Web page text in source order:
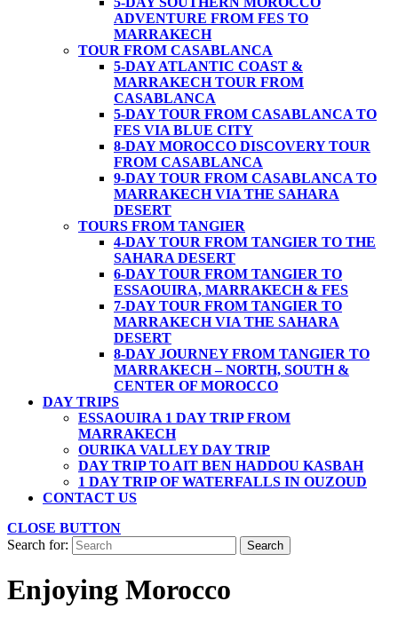
ADVENTURE FROM FES TO
MARRAKECH
TOUR FROM CASABLANCA
5-DAY ATLANTIC COAST &
MARRAKECH TOUR FROM
CASABLANCA
5-DAY TOUR FROM CASABLANCA TO
FES VIA BLUE CITY
8-DAY MOROCCO DISCOVERY TOUR
FROM CASABLANCA
9-DAY TOUR FROM CASABLANCA TO
MARRAKECH VIA THE SAHARA
DESERT
TOURS FROM TANGIER
4-DAY TOUR FROM TANGIER TO THE
SAHARA DESERT
6-DAY TOUR FROM TANGIER TO
ESSAOUIRA, MARRAKECH & FES
7-DAY TOUR FROM TANGIER TO
MARRAKECH VIA THE SAHARA
DESERT
8-DAY JOURNEY FROM TANGIER TO
MARRAKECH – NORTH, SOUTH &
CENTER OF MOROCCO
DAY TRIPS
ESSAOUIRA 1 DAY TRIP FROM
MARRAKECH
OURIKA VALLEY DAY TRIP
DAY TRIP TO AIT BEN HADDOU KASBAH
1 DAY TRIP OF WATERFALLS IN OUZOUD
CONTACT US
CLOSE BUTTON
Search for:
Enjoying Morocco